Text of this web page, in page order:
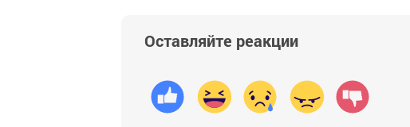
Оставляйте реакции